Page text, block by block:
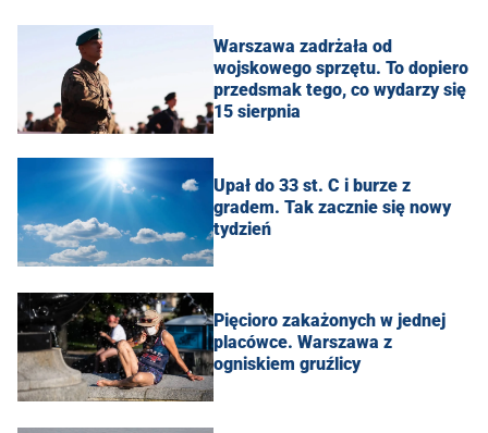
Warszawa zadrżała od
wojskowego sprzętu. To dopiero
przedsmak tego, co wydarzy się
15 sierpnia
Upał do 33 st. C i burze z
gradem. Tak zacznie się nowy
tydzień
Pięcioro zakażonych w jednej
placówce. Warszawa z
ogniskiem gruźlicy